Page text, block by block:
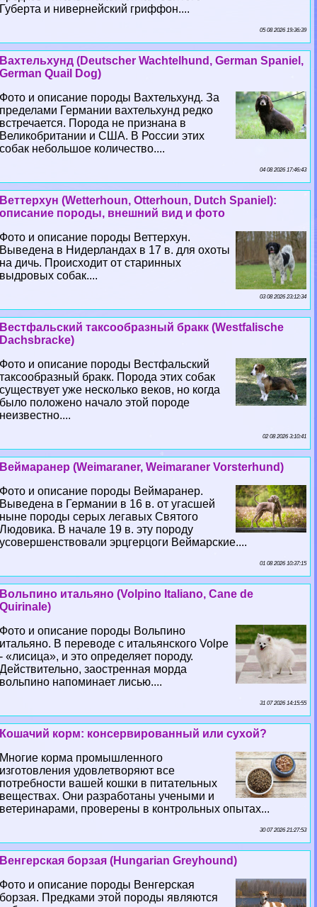
Губерта и нивернейский гриффон....
05 08 2026 19:36:39
Вахтельхунд (Deutscher Wachtelhund, German Spaniel,
German Quail Dog)
Фото и описание породы Вахтельхунд. За
пределами Германии вахтельхунд редко
встречается. Порода не признана в
Великобритании и США. В России этих
собак небольшое количество....
04 08 2026 17:46:43
Веттерхун (Wetterhoun, Otterhoun, Dutch Spaniel):
описание породы, внешний вид и фото
Фото и описание породы Веттерхун.
Выведена в Нидерландах в 17 в. для охоты
на дичь. Происходит от старинных
выдровых собак....
03 08 2026 23:12:34
Вестфальский таксообразный бpaкк (Westfalische
Dachsbracke)
Фото и описание породы Вестфальский
таксообразный бpaкк. Порода этих собак
существует уже несколько веков, но когда
было положено начало этой породе
неизвестно....
02 08 2026 3:10:41
Веймаранер (Weimaraner, Weimaraner Vorsterhund)
Фото и описание породы Веймаранер.
Выведена в Германии в 16 в. от угасшей
ныне породы серых легавых Святого
Людовика. В начале 19 в. эту породу
усовершенствовали эрцгерцоги Веймарские....
01 08 2026 10:37:15
Вольпино итальяно (Volpino Italiano, Cane de
Quirinale)
Фото и описание породы Вольпино
итальяно. В переводе с итальянского Volpe
- «лисица», и это определяет породу.
Действительно, заостренная морда
вольпино напоминает лисью....
31 07 2026 14:15:55
Кошачий корм: консервированный или сухой?
Многие корма промышленного
изготовления удовлетворяют все
потребности вашей кошки в питательных
веществах. Они разработаны учеными и
ветеринарами, проверены в контрольных опытах...
30 07 2026 21:27:53
Венгерская борзая (Hungarian Greyhound)
Фото и описание породы Венгерская
борзая. Предками этой породы являются